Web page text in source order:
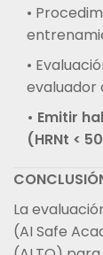
•
•
evaluador
• Emitir
(HRNt <
La
(AI Safe